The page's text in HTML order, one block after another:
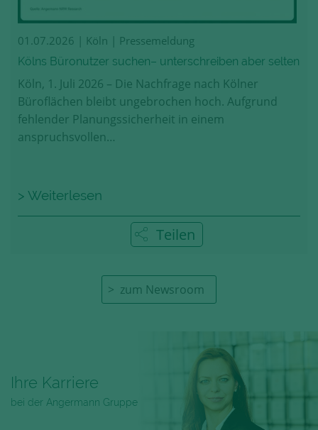
01.07.2026 | Köln | Pressemeldung
Kölns Büronutzer suchen– unterschreiben aber selten
Köln, 1. Juli 2026 – Die Nachfrage nach Kölner
Büroflächen bleibt ungebrochen hoch. Aufgrund
fehlender Planungssicherheit in einem
anspruchsvollen…
> Weiterlesen
Teilen
zum Newsroom
Ihre Karriere
bei der Angermann Gruppe